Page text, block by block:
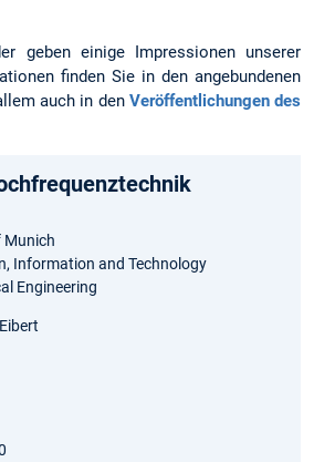
geben einige Impressionen unserer
finden Sie in den angebundenen
auch in den Veröffentlichungen des
Munich
Information and Technology
Engineering